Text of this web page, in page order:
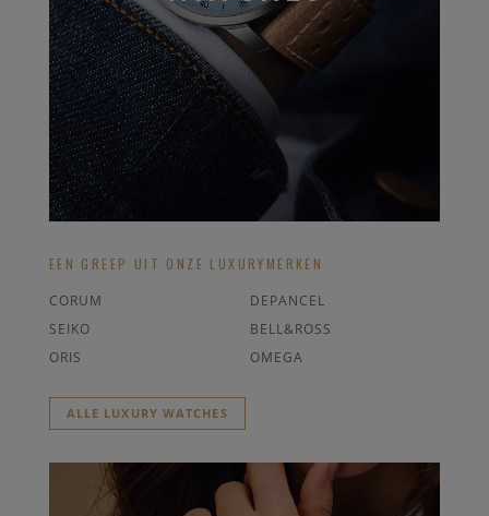
EEN GREEP UIT ONZE LUXURYMERKEN
CORUM
DEPANCEL
SEIKO
BELL&ROSS
ORIS
OMEGA
ALLE LUXURY WATCHES